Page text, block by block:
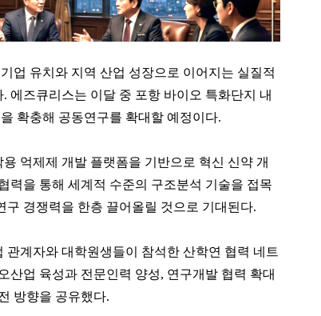
태영 윤홍근
업 유치와 지역 산업 성장으로 이어지는 실질적
에즈큐리스는 이달 중 포항 바이오 특화단지 내
확충해 공동연구를 확대할 예정이다.
억제제 개발 플랫폼을 기반으로 혁신 신약 개
력을 통해 세계적 수준의 구조분석 기술을 접목
경쟁력을 한층 끌어올릴 것으로 기대된다.
계자와 대학원생들이 참석한 산학연 협력 네트
산업 육성과 전문인력 양성, 연구개발 협력 확대
방향을 공유했다.